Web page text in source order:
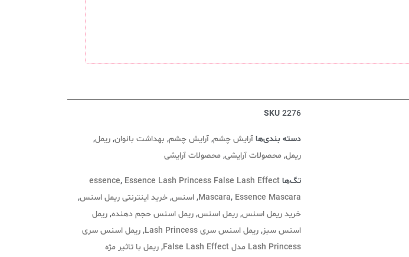
SKU 2276
دسته بندی‌ها آرایش چشم, آرایش چشم, بهداشت بانوان, ریمل,
ریمل, محصولات آرایشی, محصولات آرایشی
تگ‌ها essence, Essence Lash Princess False Lash Effect
Mascara, Essence Mascara
, اسنس, خرید اینترنتی ریمل اسنس,
خرید ریمل اسنس, ریمل اسنس, ریمل اسنس حجم دهنده, ریمل
اسنس سبز, ریمل اسنس سری Lash Princess , ریمل اسنس سری
Lash Princess مدل False Lash Effect
, ریمل با تاثیر مژه